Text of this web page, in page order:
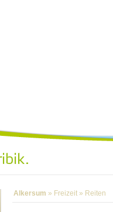
Alkersum » Freizeit » Reiten